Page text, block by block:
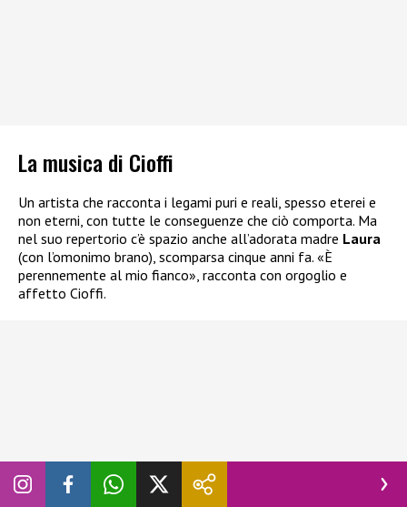
La musica di Cioffi
Un artista che racconta i legami puri e reali, spesso eterei e
non eterni, con tutte le conseguenze che ciò comporta. Ma
nel suo repertorio c’è spazio anche all’adorata madre Laura
(con l’omonimo brano), scomparsa cinque anni fa. «È
perennemente al mio fianco», racconta con orgoglio e
affetto Cioffi.